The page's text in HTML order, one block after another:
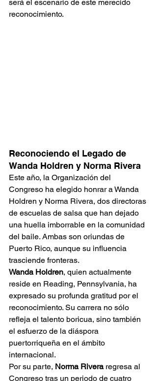
será el escenario de este merecido
reconocimiento.
Reconociendo el Legado de
Wanda Holdren y Norma Rivera
Este año, la Organización del
Congreso ha elegido honrar a Wanda
Holdren y Norma Rivera, dos directoras
de escuelas de salsa que han dejado
una huella imborrable en la comunidad
del baile. Ambas son oriundas de
Puerto Rico, aunque su influencia
trasciende fronteras.
Wanda Holdren, quien actualmente
reside en Reading, Pennsylvania, ha
expresado su profunda gratitud por el
reconocimiento. Su carrera no sólo
refleja el talento boricua, sino también
el esfuerzo de la diáspora
puertorriqueña en el ámbito
internacional.
Por su parte, Norma Rivera regresa al
Congreso tras un periodo de cuatro